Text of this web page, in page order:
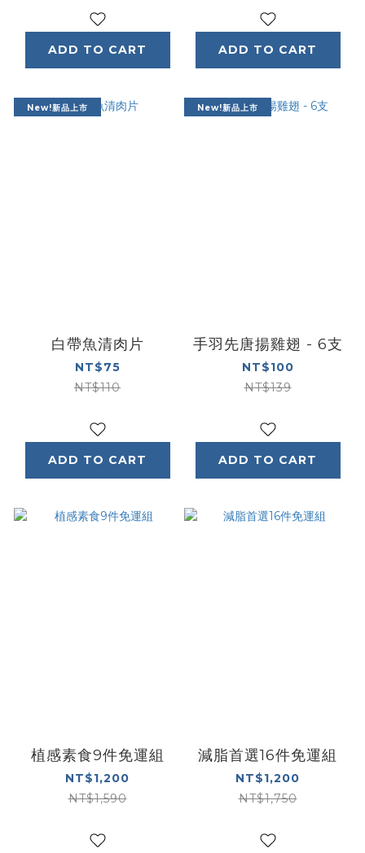
ADD TO CART ADD TO CART
New!新品上市
白帶魚清肉片
NT$75
NT$110
ADD TO CART
New!新品上市
手羽先唐揚雞翅 - 6支
NT$100
NT$139
ADD TO CART
植感素食9件免運組
NT$1,200
NT$1,590
減脂首選16件免運組
NT$1,200
NT$1,750